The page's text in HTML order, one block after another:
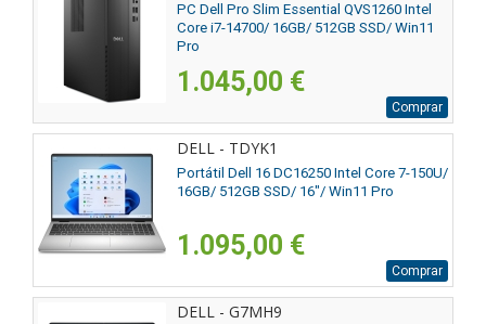
PC Dell Pro Slim Essential QVS1260 Intel
Core i7-14700/ 16GB/ 512GB SSD/ Win11
Pro
1.045,00 €
Comprar
DELL - TDYK1
Portátil Dell 16 DC16250 Intel Core 7-150U/
16GB/ 512GB SSD/ 16"/ Win11 Pro
1.095,00 €
Comprar
DELL - G7MH9